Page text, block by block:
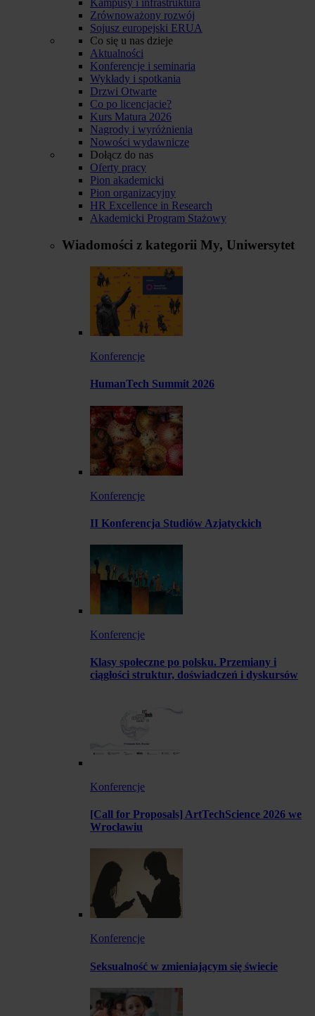
Zrównoważony rozwój
Sojusz europejski ERUA
Co się u nas dzieje
Aktualności
Konferencje i seminaria
Wykłady i spotkania
Drzwi Otwarte
Co po licencjacie?
Kurs Matura 2026
Nagrody i wyróżnienia
Nowości wydawnicze
Dołącz do nas
Oferty pracy
Pion akademicki
Pion organizacyjny
HR Excellence in Research
Akademicki Program Stażowy
Wiadomości z kategorii My, Uniwersytet
Konferencje
HumanTech Summit 2026
Konferencje
II Konferencja Studiów Azjatyckich
Konferencje
Klasy społeczne po polsku. Przemiany i
ciągłości struktur, doświadczeń i dyskursów
Konferencje
[Call for Proposals] ArtTechScience 2026 we
Wrocławiu
Konferencje
Seksualność w zmieniającym się świecie